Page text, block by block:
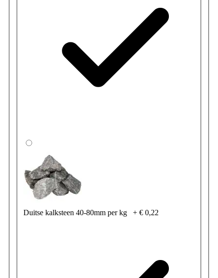
Duitse kalksteen 40-80mm per kg + € 0,22